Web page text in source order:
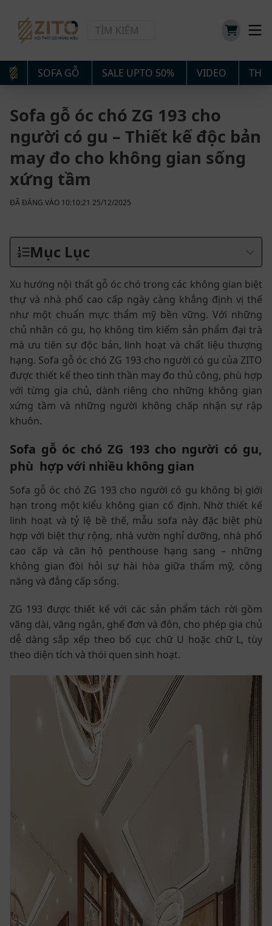
SOFA GỖ SALE UPTO 50% VIDEO
Sofa gỗ óc chó ZG 193 cho
người có gu – Thiết kế độc bản
may đo cho không gian sống
xứng tầm
ĐÃ ĐĂNG VÀO 10:10:21 25/12/2025
Mục Lục
Xu hướng nội thất gỗ óc chó trong các không gian biệt
thự và nhà phố cao cấp ngày càng khẳng định vị thế
như một chuẩn mực thẩm mỹ bền vững. Với những
chủ nhân có gu, họ không tìm kiếm sản phẩm đại trà
mà ưu tiên sự độc bản, linh hoạt và chất liệu thượng
hạng. Sofa gỗ óc chó ZG 193 cho người có gu của ZITO
được thiết kế theo tinh thần may đo thủ công, phù hợp
với từng gia chủ, dành riêng cho những không gian
xứng tầm và những người không chấp nhận sự rập
khuôn.
Sofa gỗ óc chó ZG 193 cho người có gu,
phù hợp với nhiều không gian
Sofa gỗ óc chó ZG 193 cho người có gu không bị giới
hạn trong một kiểu không gian cố định. Nhờ thiết kế
linh hoạt và tỷ lệ bề thế, mẫu sofa này đặc biệt phù
hợp với biệt thự rộng, nhà vườn nghỉ dưỡng, nhà phố
cao cấp và căn hộ penthouse hạng sang – những
không gian đòi hỏi sự hài hòa giữa thẩm mỹ, công
năng và đẳng cấp sống.
ZG 193 được thiết kế với các sản phẩm tách rời gồm
văng dài, văng ngắn, ghế đơn và đôn, cho phép gia chủ
dễ dàng sắp xếp theo bố cục chữ U hoặc chữ L, tùy
theo diện tích và thói quen sinh hoạt.